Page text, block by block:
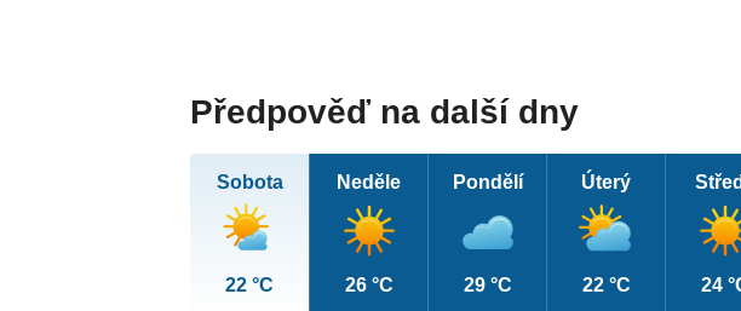
Předpověď na další dny
Sobota
22 °C
Neděle
26 °C
Pondělí
29 °C
Úterý
22 °C 24